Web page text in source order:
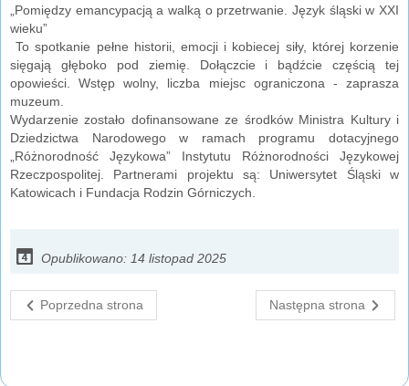
„Pomiędzy emancypacją a walką o przetrwanie. Język śląski w XXI
wieku”
To spotkanie pełne historii, emocji i kobiecej siły, której korzenie
sięgają głęboko pod ziemię. Dołączcie i bądźcie częścią tej
opowieści. Wstęp wolny, liczba miejsc ograniczona - zaprasza
muzeum.
Wydarzenie zostało dofinansowane ze środków Ministra Kultury i
Dziedzictwa Narodowego w ramach programu dotacyjnego
„Różnorodność Językowa” Instytutu Różnorodności Językowej
Rzeczpospolitej. Partnerami projektu są: Uniwersytet Śląski w
Katowicach i Fundacja Rodzin Górniczych.
Opublikowano: 14 listopad 2025
Poprzedna strona Następna strona